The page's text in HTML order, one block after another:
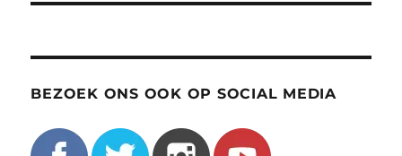
BEZOEK ONS OOK OP SOCIAL MEDIA